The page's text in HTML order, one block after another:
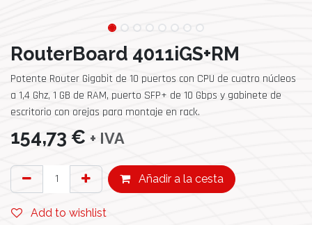
RouterBoard 4011iGS+RM
Potente Router Gigabit de 10 puertos con CPU de cuatro núcleos
a 1,4 Ghz, 1 GB de RAM, puerto SFP+ de 10 Gbps y gabinete de
escritorio con orejas para montaje en rack.
154,73 € + IVA
Añadir a la cesta
Add to wishlist